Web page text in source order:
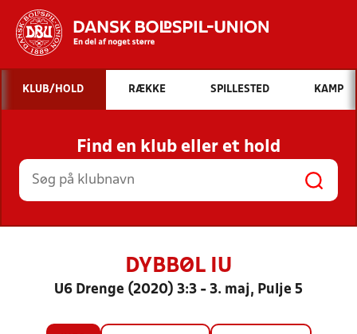
Hvad vil du søge efter?
INDHOLD OG NYHEDER
STILLINGER, RESULTATER, KLUBBER OG
HOLD
KLUB/HOLD RÆKKE SPILLESTED KAMP
Find en klub eller et hold
DYBBØL IU
U6 Drenge (2020) 3:3 - 3. maj, Pulje 5